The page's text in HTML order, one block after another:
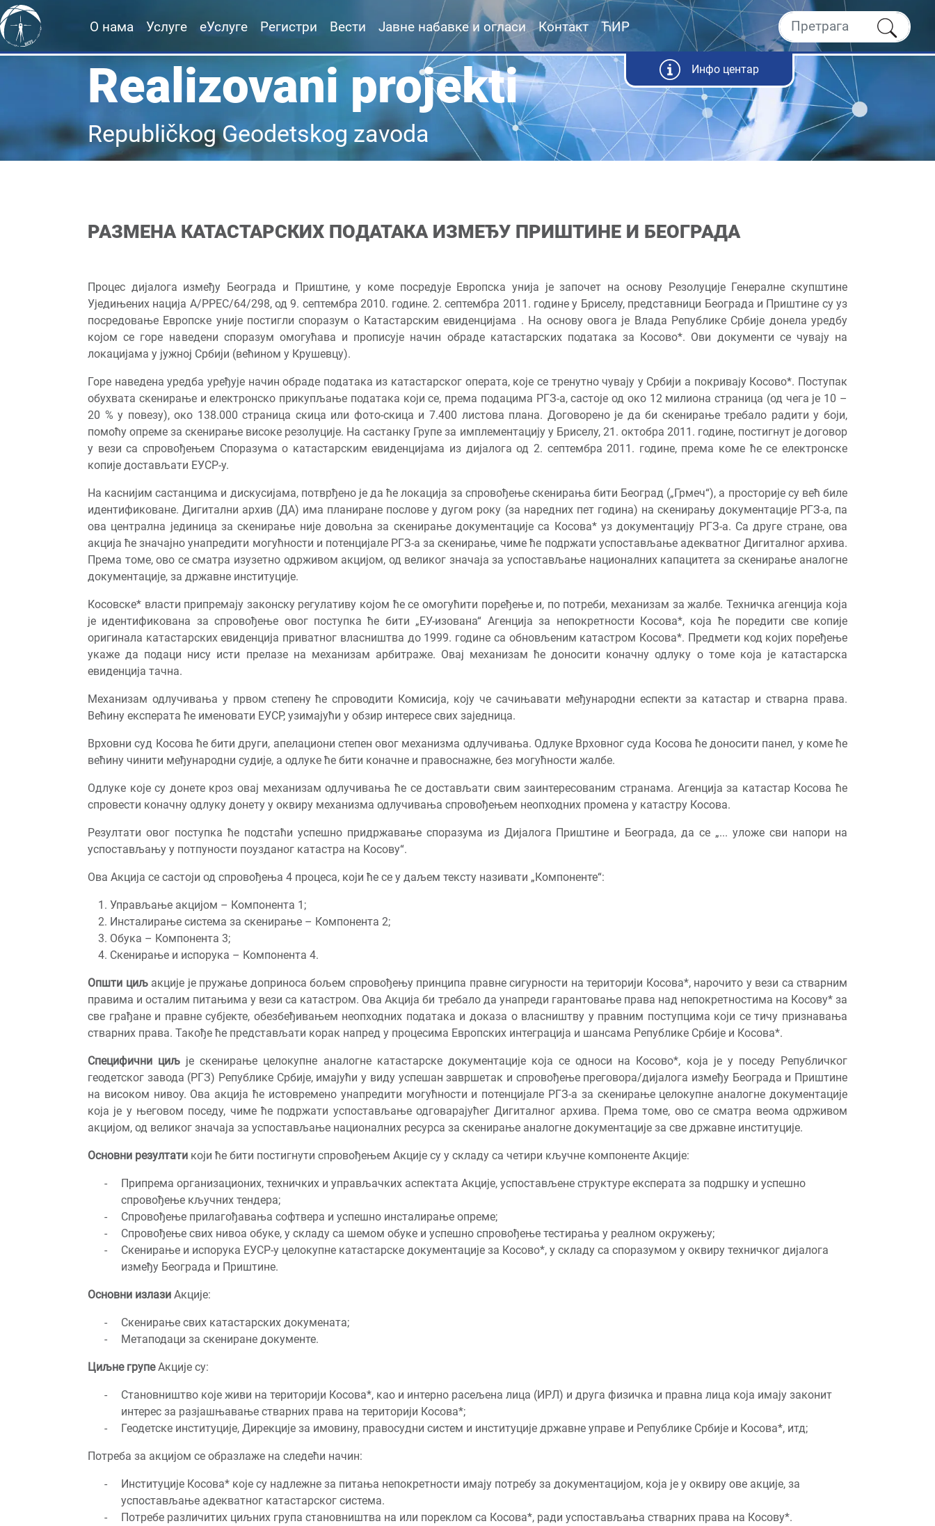
О нама Услуге еУслуге Регистри Вести Јавне набавке и огласи Контакт ЋИР
Инфо центар
Realizovani projekti
Republičkog Geodetskog zavoda
РАЗМЕНА КАТАСТАРСКИХ ПОДАТАКА ИЗМЕЂУ ПРИШТИНЕ И БЕОГРАДА
Процес дијалога између Београда и Приштине, у коме посредује Европска унија је започет на основу Резолуције Генералне скупштине
Уједињених нација А/РРЕС/64/298, од 9. септембра 2010. године. 2. септембра 2011. године у Бриселу, представници Београда и Приштине су уз
посредовање Европске уније постигли споразум о Катастарским евиденцијама . На основу овога је Влада Републике Србије донела уредбу
којом се горе наведени споразум омогућава и прописује начин обраде катастарских података за Косово*. Ови документи се чувају на
локацијама у јужној Србији (већином у Крушевцу).
Горе наведена уредба уређује начин обраде података из катастарског операта, које се тренутно чувају у Србији а покривају Косово*. Поступак
обухвата скенирање и електронско прикупљање података који се, према подацима РГЗ-а, састоје од око 12 милиона страница (од чега је 10 –
20 % у повезу), око 138.000 страница скица или фото-скица и 7.400 листова плана. Договорено је да би скенирање требало радити у боји,
помоћу опреме за скенирање високе резолуције. На састанку Групе за имплементацију у Бриселу, 21. октобра 2011. године, постигнут је договор
у вези са спровођењем Споразума о катастарским евиденцијама из дијалога од 2. септембра 2011. године, према коме ће се електронске
копије достављати ЕУСР-у.
На каснијим састанцима и дискусијама, потврђено је да ће локација за спровођење скенирања бити Београд („Грмеч“), а просторије су већ биле
идентификоване. Дигитални архив (ДА) има планиране послове у дугом року (за наредних пет година) на скенирању документације РГЗ-а, па
ова централна јединица за скенирање није довољна за скенирање документације са Косова* уз документацију РГЗ-а. Са друге стране, ова
акција ће значајно унапредити могућности и потенцијале РГЗ-а за скенирање, чиме ће подржати успостављање адекватног Дигиталног архива.
Према томе, ово се сматра изузетно одрживом акцијом, од великог значаја за успостављање националних капацитета за скенирање аналогне
документације, за државне институције.
Косовске* власти припремају законску регулативу којом ће се омогућити поређење и, по потреби, механизам за жалбе. Техничка агенција која
је идентификована за спровођење овог поступка ће бити „ЕУ-изована“ Агенција за непокретности Косова*, која ће поредити све копије
оригинала катастарских евиденција приватног власништва до 1999. године са обновљеним катастром Косова*. Предмети код којих поређење
укаже да подаци нису исти прелазе на механизам арбитраже. Овај механизам ће доносити коначну одлуку о томе која је катастарска
евиденција тачна.
Механизам одлучивања у првом степену ће спроводити Комисија, коју че сачињавати међународни еспекти за катастар и стварна права.
Већину експерата ће именовати ЕУСР, узимајући у обзир интересе свих заједница.
Врховни суд Косова ће бити други, апелациони степен овог механизма одлучивања. Одлуке Врховног суда Косова ће доносити панел, у коме ће
већину чинити међународни судије, а одлуке ће бити коначне и правоснажне, без могућности жалбе.
Одлуке које су донете кроз овај механизам одлучивања ће се достављати свим заинтересованим странама. Агенција за катастар Косова ће
спровести коначну одлуку донету у оквиру механизма одлучивања спровођењем неопходних промена у катастру Косова.
Резултати овог поступка ће подстаћи успешно придржавање споразума из Дијалога Приштине и Београда, да се „... уложе сви напори на
успостављању у потпуности поузданог катастра на Косову“.
Ова Акција се састоји од спровођења 4 процеса, који ће се у даљем тексту називати „Компоненте“:
Управљање акцијом – Компонента 1;
Инсталирање система за скенирање – Компонента 2;
Обука – Компонента 3;
Скенирање и испорука – Компонента 4.
Општи циљакције је пружање доприноса бољем спровођењу принципа правне сигурности на територији Косова*, нарочито у вези са стварним
правима и осталим питањима у вези са катастром. Ова Акција би требало да унапреди гарантовање права над непокретностима на Косову* за
све грађане и правне субјекте, обезбеђивањем неопходних података и доказа о власништву у правним поступцима који се тичу признавања
стварних права. Такође ће представљати корак напред у процесима Европских интеграција и шансама Републике Србије и Косова*.
Специфични циљ је скенирање целокупне аналогне катастарске документације која се односи на Косово*, која је у поседу Републичког
геодетског завода (РГЗ) Републике Србије, имајући у виду успешан завршетак и спровођење преговора/дијалога између Београда и Приштине
на високом нивоу. Ова акција ће истовремено унапредити могућности и потенцијале РГЗ-а за скенирање целокупне аналогне документације
која је у његовом поседу, чиме ће подржати успостављање одговарајућег Дигиталног архива. Према томе, ово се сматра веома одрживом
акцијом, од великог значаја за успостављање националних ресурса за скенирање аналогне документације за све државне институције.
Основни резултати који ће бити постигнути спровођењем Акције су у складу са четири кључне компоненте Акције:
Припрема организационих, техничких и управљачких аспектата Акције, успостављене структуре експерата за подршку и успешно
спровођење кључних тендера;
Спровођење прилагођавања софтвера и успешно инсталирање опреме;
Спровођење свих нивоа обуке, у складу са шемом обуке и успешно спровођење тестирања у реалном окружењу;
Скенирање и испорука ЕУСР-у целокупне катастарске документације за Косово*, у складу са споразумом у оквиру техничког дијалога
између Београда и Приштине.
Основни излази Акције:
Скенирање свих катастарских докумената;
Метаподаци за скениране документе.
Циљне групеАкције су:
Становништво које живи на територији Косова*, као и интерно расељена лица (ИРЛ) и друга физичка и правна лица која имају законит
интерес за разјашњавање стварних права на територији Косова*;
Геодетске институције, Дирекције за имовину, правосудни систем и институције државне управе и Републике Србије и Косова*, итд;
Потреба за акцијом се образлаже на следећи начин:
Институције Косова* које су надлежне за питања непокретности имају потребу за документацијом, која је у оквиру ове акције, за
успостављање адекватног катастарског система.
Потребе различитих циљних група становништва на или пореклом са Косова*, ради успостављања стварних права на Косову*.